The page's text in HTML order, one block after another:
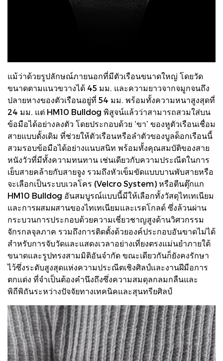
แม้ว่าด้วยรูปลักษณ์ภายนอกที่มีตัวเรือนขนาดใหญ่ โดยวัด
ขนาดตามแนวขวางได้ 45 มม. และความยาวจากจมูกจนถึง
ปลายหางของตัวเรือนอยู่ที่ 54 มม. พร้อมทั้งความหนาสูงสุดที่
24 มม. แต่ HM10 Bulldog พิสูจน์แล้วว่าสามารถสวมใส่บน
ข้อมือได้อย่างลงตัว โดยประกอบด้วย ‘ขา’ ของหูตัวเรือนเชื่อม
สายแบบดั้งเดิม ที่ช่วยให้ตัวเรือนหรือลำตัวของบูลด็อกเรือนนี้
สวมรอบข้อมือได้อย่างแนบสนิท พร้อมทั้งคุณสมบัติของสาย
หนังวัวที่มีทั้งความทนทาน เช่นเดียวกับความประณีตในการ
เย็บสายคล้ายกับสายจูง รวมถึงหัวเข็มขัดแบบบานพับสายหรือ
จะเลือกเป็นระบบเวลโคร (Velcro System) หรือตีนตุ๊กแก
HM10 Bulldog อันสมบูรณ์แบบนี้มีให้เลือกทั้งวัสดุไทเทเนียม
และการผสมผสานของไทเทเนียมและเรดโกลด์ ซึ่งล้วนผ่าน
กระบวนการประกอบด้วยความเชี่ยวชาญสูงด้านวิศวกรรม
จักรกลจุลภาค รวมถึงการติดตั้งด้วยองค์ประกอบอันขาดไม่ได้
สำหรับการจับวัดและแสดงเวลาอย่างเที่ยงตรงแม่นยำภายใต้
ขนาดและรูปทรงสามมิติอันจำกัด ขณะเดียวกันก็ยังคงรักษา
ไว้ซึ่งระดับสูงสุดแห่งความประณีตเชิงศิลป์และงานฝีมือการ
ตกแต่ง ที่จำเป็นต้องคำนึงถึงซึ่งความสมดุลกลมกลืนและ
พิถีพิถันระหว่างปัจจัยทางเทคนิคและสุนทรียศิลป์